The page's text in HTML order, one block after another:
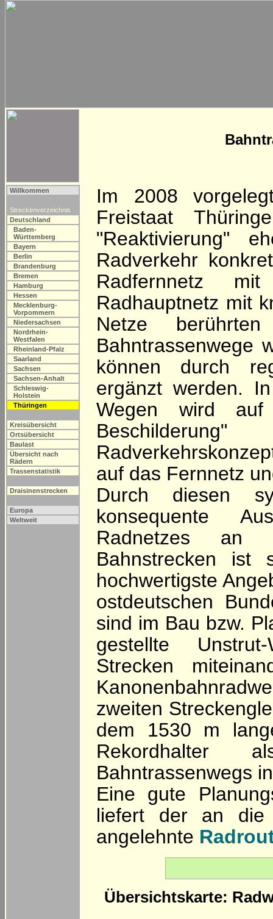
Willkommen
Streckenverzeichnis
Deutschland
Baden-
Württemberg
Bayern
Berlin
Brandenburg
Bremen
Hamburg
Hessen
Mecklenburg-
Vorpommern
Niedersachsen
Nordrhein-
Westfalen
Rheinland-Pfalz
Saarland
Sachsen
Sachsen-Anhalt
Schleswig-
Holstein
Thüringen
Kreisübersicht
Ortsübersicht
Baulast
Übersicht nach
Rädern
Trassenstatistik
Draisinenstrecken
Europa
Weltweit
Im 2008
Freistaat
"Reaktivierung"
Radverkehr
Radfernnetz
Radhauptnetz mit
Netze
Bahntrassenwege
können durch
ergänzt werden.
Wegen wird
auf das Fernnetz
Durch diesen
konsequente
Radnetzes an
Bahnstrecken ist
hochwertigste
ostdeutschen
sind im Bau bzw.
gestellte
Strecken
zweiten
dem 1530 m
Rekordhalter
Bahntrassenwegs
Eine gute
liefert der an die
angelehnte
Übersichtskarte: